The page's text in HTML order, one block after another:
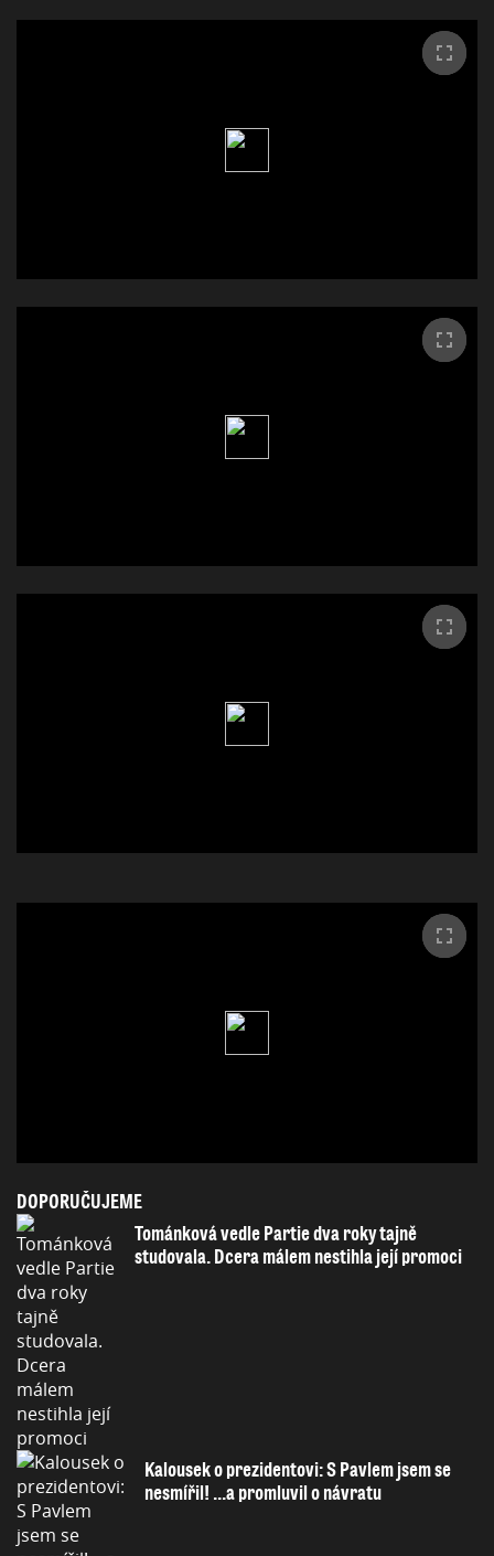
DOPORUČUJEME
Tománková vedle Partie dva roky tajně
studovala. Dcera málem nestihla její promoci
Kalousek o prezidentovi: S Pavlem jsem se
nesmířil! ...a promluvil o návratu